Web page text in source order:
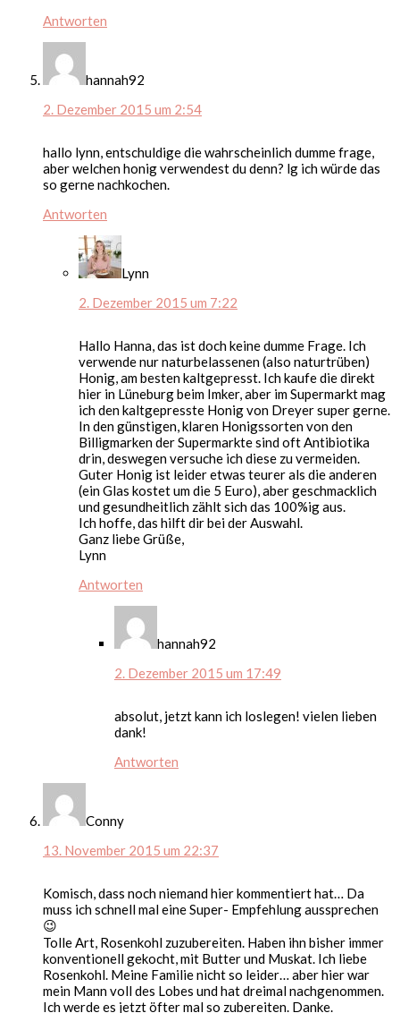
Antworten
hannah92
2. Dezember 2015 um 2:54
hallo lynn, entschuldige die wahrscheinlich dumme frage,
aber welchen honig verwendest du denn? lg ich würde das
so gerne nachkochen.
Antworten
Lynn
2. Dezember 2015 um 7:22
Hallo Hanna, das ist doch keine dumme Frage. Ich
verwende nur naturbelassenen (also naturtrüben)
Honig, am besten kaltgepresst. Ich kaufe die direkt
hier in Lüneburg beim Imker, aber im Supermarkt mag
ich den kaltgepresste Honig von Dreyer super gerne.
In den günstigen, klaren Honigssorten von den
Billigmarken der Supermarkte sind oft Antibiotika
drin, deswegen versuche ich diese zu vermeiden.
Guter Honig ist leider etwas teurer als die anderen
(ein Glas kostet um die 5 Euro), aber geschmacklich
und gesundheitlich zählt sich das 100%ig aus.
Ich hoffe, das hilft dir bei der Auswahl.
Ganz liebe Grüße,
Lynn
Antworten
hannah92
2. Dezember 2015 um 17:49
absolut, jetzt kann ich loslegen! vielen lieben
dank!
Antworten
Conny
13. November 2015 um 22:37
Komisch, dass noch niemand hier kommentiert hat… Da
muss ich schnell mal eine Super- Empfehlung aussprechen
😉
Tolle Art, Rosenkohl zuzubereiten. Haben ihn bisher immer
konventionell gekocht, mit Butter und Muskat. Ich liebe
Rosenkohl. Meine Familie nicht so leider… aber hier war
mein Mann voll des Lobes und hat dreimal nachgenommen.
Ich werde es jetzt öfter mal so zubereiten. Danke.